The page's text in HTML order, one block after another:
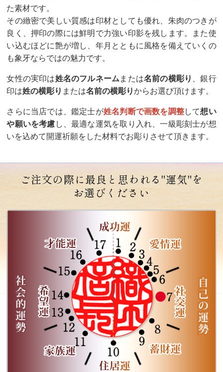
た素材です。
その緻密で美しい質感は印材としても優れ、朱肉のつきが
良く、押印の際には鮮明で力強い印影を残します。また使
い込むほどに艶が増し、年月とともに風格を備えていくの
も象牙ならではの魅力です。
女性の実印は姓名のフルネームまたは名前の横彫り 、銀行
印は姓の横彫り または名前の横彫りからお選び頂けます。
さらに当店では、鑑定士が姓名判断で画数を調整して想い
や願いを考慮 し、最適な運気を取り入れ、一級彫刻士が想
いを込めて開運祈願をした材料でお彫りさせて頂きます。
ご注文の際に最良と思われる"運気"を
お選びください